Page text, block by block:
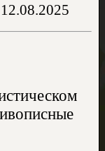
12.08.2025